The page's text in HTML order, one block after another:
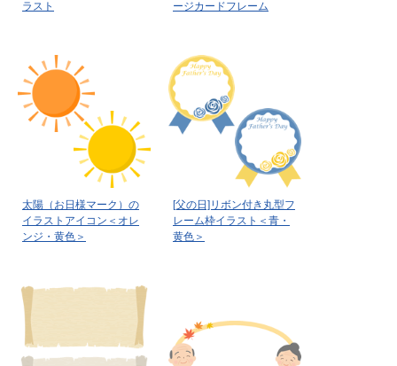
ラスト
ージカードフレーム
太陽（お日様マーク）の
イラストアイコン＜オレ
ンジ・黄色＞
[父の日]リボン付き丸型フ
レーム枠イラスト＜青・
黄色＞